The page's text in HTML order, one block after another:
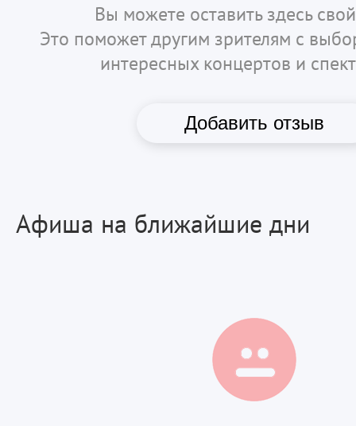
Вы можете оставить здесь
Это поможет другим зрителям с
интересных концертов и
Добавить отзыв
Афиша на ближайшие дни